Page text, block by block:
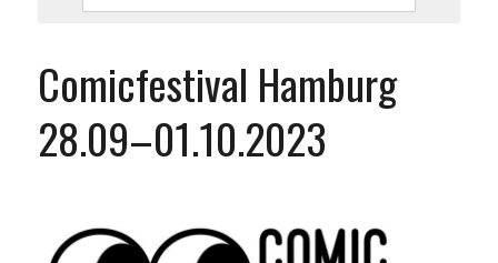
Comicfestival Hamburg
28.09–01.10.2023